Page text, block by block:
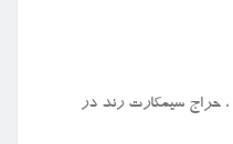
حراج سیمكارت رند در